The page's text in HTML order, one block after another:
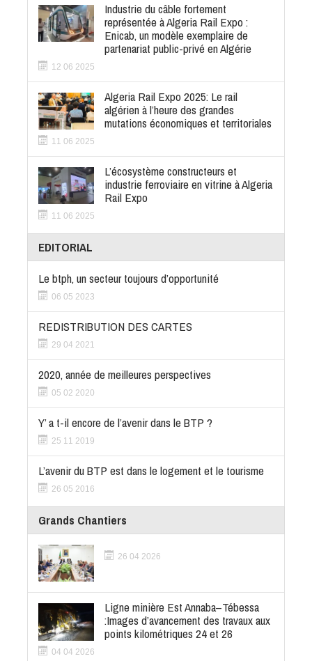
Industrie du câble fortement
représentée à Algeria Rail Expo :
Enicab, un modèle exemplaire de
partenariat public-privé en Algérie
12 06 2025
Algeria Rail Expo 2025: Le rail
algérien à l’heure des grandes
mutations économiques et territoriales
11 06 2025
L’écosystème constructeurs et
industrie ferroviaire en vitrine à Algeria
Rail Expo
11 06 2025
EDITORIAL
Le btph, un secteur toujours d’opportunité
06 05 2023
REDISTRIBUTION DES CARTES
29 04 2021
2020, année de meilleures perspectives
05 02 2020
Y’ a t-il encore de l’avenir dans le BTP ?
25 11 2019
L’avenir du BTP est dans le logement et le tourisme
26 05 2016
Grands Chantiers
26 04 2026
Ligne minière Est Annaba–Tébessa
:Images d’avancement des travaux aux
points kilométriques 24 et 26
04 04 2026